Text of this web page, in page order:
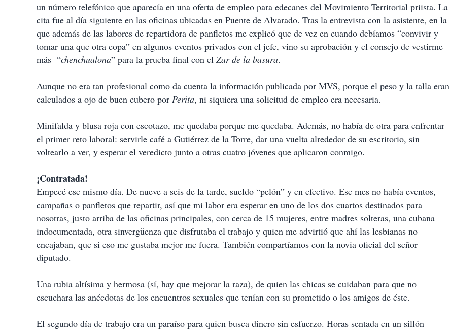
un número telefónico que aparecía en una oferta de empleo para edecanes del Movimiento Territorial priista. La
cita fue al día siguiente en las oficinas ubicadas en Puente de Alvarado. Tras la entrevista con la asistente, en la
que además de las labores de repartidora de panfletos me explicó que de vez en cuando debíamos “convivir y
tomar una que otra copa” en algunos eventos privados con el jefe, vino su aprobación y el consejo de vestirme
más “chenchualona” para la prueba final con el Zar de la basura.
Aunque no era tan profesional como da cuenta la información publicada por MVS, porque el peso y la talla eran
calculados a ojo de buen cubero por Perita, ni siquiera una solicitud de empleo era necesaria.
Minifalda y blusa roja con escotazo, me quedaba porque me quedaba. Además, no había de otra para enfrentar
el primer reto laboral: servirle café a Gutiérrez de la Torre, dar una vuelta alrededor de su escritorio, sin
voltearlo a ver, y esperar el veredicto junto a otras cuatro jóvenes que aplicaron conmigo.
¡Contratada!
Empecé ese mismo día. De nueve a seis de la tarde, sueldo “pelón” y en efectivo. Ese mes no había eventos,
campañas o panfletos que repartir, así que mi labor era esperar en uno de los dos cuartos destinados para
nosotras, justo arriba de las oficinas principales, con cerca de 15 mujeres, entre madres solteras, una cubana
indocumentada, otra sinvergüenza que disfrutaba el trabajo y quien me advirtió que ahí las lesbianas no
encajaban, que si eso me gustaba mejor me fuera. También compartíamos con la novia oficial del señor
diputado.
Una rubia altísima y hermosa (sí, hay que mejorar la raza), de quien las chicas se cuidaban para que no
escuchara las anécdotas de los encuentros sexuales que tenían con su prometido o los amigos de éste.
El segundo día de trabajo era un paraíso para quien busca dinero sin esfuerzo. Horas sentada en un sillón